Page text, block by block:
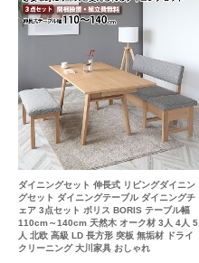
ダイニングセット 伸長式 リビングダイニン
グセット ダイニングテーブル ダイニングチ
ェア 3点セット ボリス BORIS テーブル幅
110cm～140cm 天然木 オーク材 3人 4人 5
人 北欧 高級 LD 長方形 突板 無垢材 ドライ
クリーニング 大川家具 おしゃれ